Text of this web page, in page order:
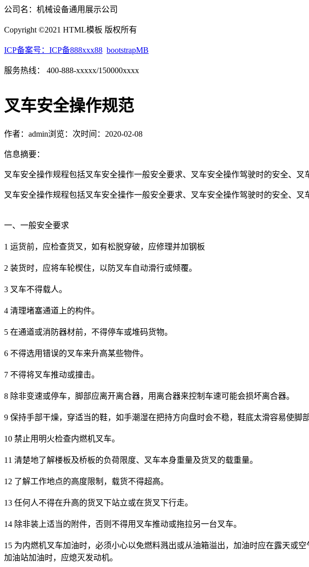
叉车安全操作规范
作者：admin浏览： 次时间：2020-02-08
信息摘要：
叉车安全操作规程包括叉车安全操作一般安全要求、叉车安全操作驾驶时的安全、
叉车安全操作规程包括叉车安全操作一般安全要求、叉车安全操作驾驶时的安全、
一、一般安全要求
1 运货前，应检查货叉，如有松脱穿破，应修理并加钢板
2 装货时，应将车轮楔住，以防叉车自动滑行或倾覆。
3 叉车不得载人。
4 清理堵塞通道上的构件。
5 在通道或消防器材前，不得停车或堆码货物。
6 不得选用错误的叉车来升高某些物件。
7 不得将叉车推动或撞击。
8 除非变速或停车，脚部应离开离合器，用离合器来控制车速可能会损坏离合器。
9 保持手部干燥，穿适当的鞋，如手潮湿在把持方向盘时会不稳，鞋底太滑容易使脚
10 禁止用明火检查内燃机叉车。
11 清楚地了解楼板及桥板的负荷限度、叉车本身重量及货叉的载重量。
12 了解工作地点的高度限制，载货不得超高。
13 任何人不得在升高的货叉下站立或在货叉下行走。
14 除非装上适当的附件，否则不得用叉车推动或拖拉另一台叉车。
15 为内燃机叉车加油时，必须小心以免燃料溅出或从油箱溢出，加油时应在露天或
加油站加油时，应熄灭发动机。
公司名：机械设备通用展示公司
Copyright ©2021 HTML模板 版权所有
ICP备案号：ICP备888xxx88 bootstrapMB
服务热线： 400-888-xxxxx/150000xxxx